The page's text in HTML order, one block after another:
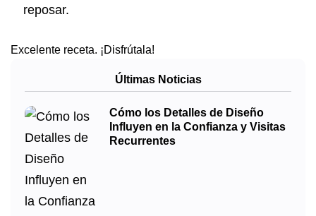
reposar.
Excelente receta. ¡Disfrútala!
Últimas Noticias
Cómo los Detalles de Diseño
Influyen en la Confianza y Visitas
Recurrentes